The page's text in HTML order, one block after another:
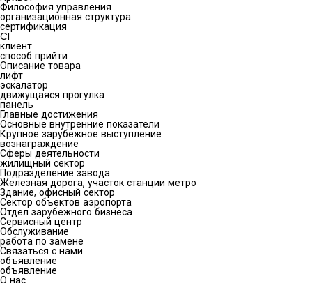
Философия управления
организационная структура
сертификация
CI
клиент
способ прийти
Описание товара
лифт
эскалатор
движущаяся прогулка
панель
Главные достижения
Основные внутренние показатели
Крупное зарубежное выступление
вознаграждение
Сферы деятельности
жилищный сектор
Подразделение завода
Железная дорога, участок станции метро
Здание, офисный сектор
Сектор объектов аэропорта
Отдел зарубежного бизнеса
Сервисный центр
Обслуживание
работа по замене
Связаться с нами
объявление
объявление
О нас